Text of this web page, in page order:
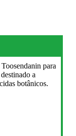
para
a
botânicos.